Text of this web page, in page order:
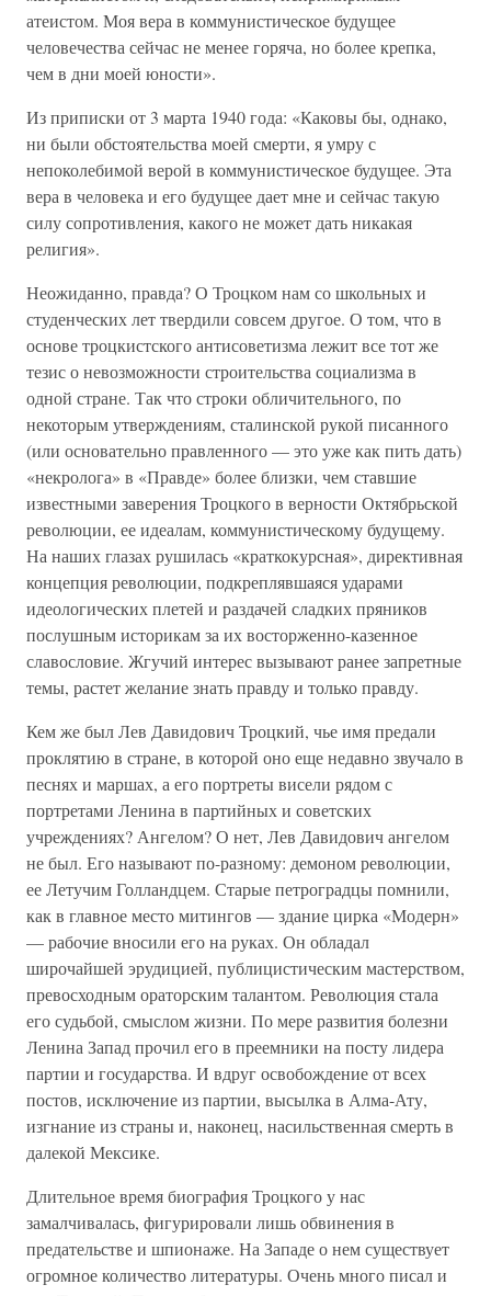
атеистом. Моя вера в коммунистическое будущее
человечества сейчас не менее горяча, но более крепка,
чем в дни моей юности».
Из приписки от 3 марта 1940 года: «Каковы бы, однако,
ни были обстоятельства моей смерти, я умру с
непоколебимой верой в коммунистическое будущее. Эта
вера в человека и его будущее дает мне и сейчас такую
силу сопротивления, какого не может дать никакая
религия».
Неожиданно, правда? О Троцком нам со школьных и
студенческих лет твердили совсем другое. О том, что в
основе троцкистского антисоветизма лежит все тот же
тезис о невозможности строительства социализма в
одной стране. Так что строки обличительного, по
некоторым утверждениям, сталинской рукой писанного
(или основательно правленного — это уже как пить дать)
«некролога» в «Правде» более близки, чем ставшие
известными заверения Троцкого в верности Октябрьской
революции, ее идеалам, коммунистическому будущему.
На наших глазах рушилась «краткокурсная», директивная
концепция революции, подкреплявшаяся ударами
идеологических плетей и раздачей сладких пряников
послушным историкам за их восторженно-казенное
славословие. Жгучий интерес вызывают ранее запретные
темы, растет желание знать правду и только правду.
Кем же был Лев Давидович Троцкий, чье имя предали
проклятию в стране, в которой оно еще недавно звучало в
песнях и маршах, а его портреты висели рядом с
портретами Ленина в партийных и советских
учреждениях? Ангелом? О нет, Лев Давидович ангелом
не был. Его называют по-разному: демоном революции,
ее Летучим Голландцем. Старые петроградцы помнили,
как в главное место митингов — здание цирка «Модерн»
— рабочие вносили его на руках. Он обладал
широчайшей эрудицией, публицистическим мастерством,
превосходным ораторским талантом. Революция стала
его судьбой, смыслом жизни. По мере развития болезни
Ленина Запад прочил его в преемники на посту лидера
партии и государства. И вдруг освобождение от всех
постов, исключение из партии, высылка в Алма-Ату,
изгнание из страны и, наконец, насильственная смерть в
далекой Мексике.
Длительное время биография Троцкого у нас
замалчивалась, фигурировали лишь обвинения в
предательстве и шпионаже. На Западе о нем существует
огромное количество литературы. Очень много писал и